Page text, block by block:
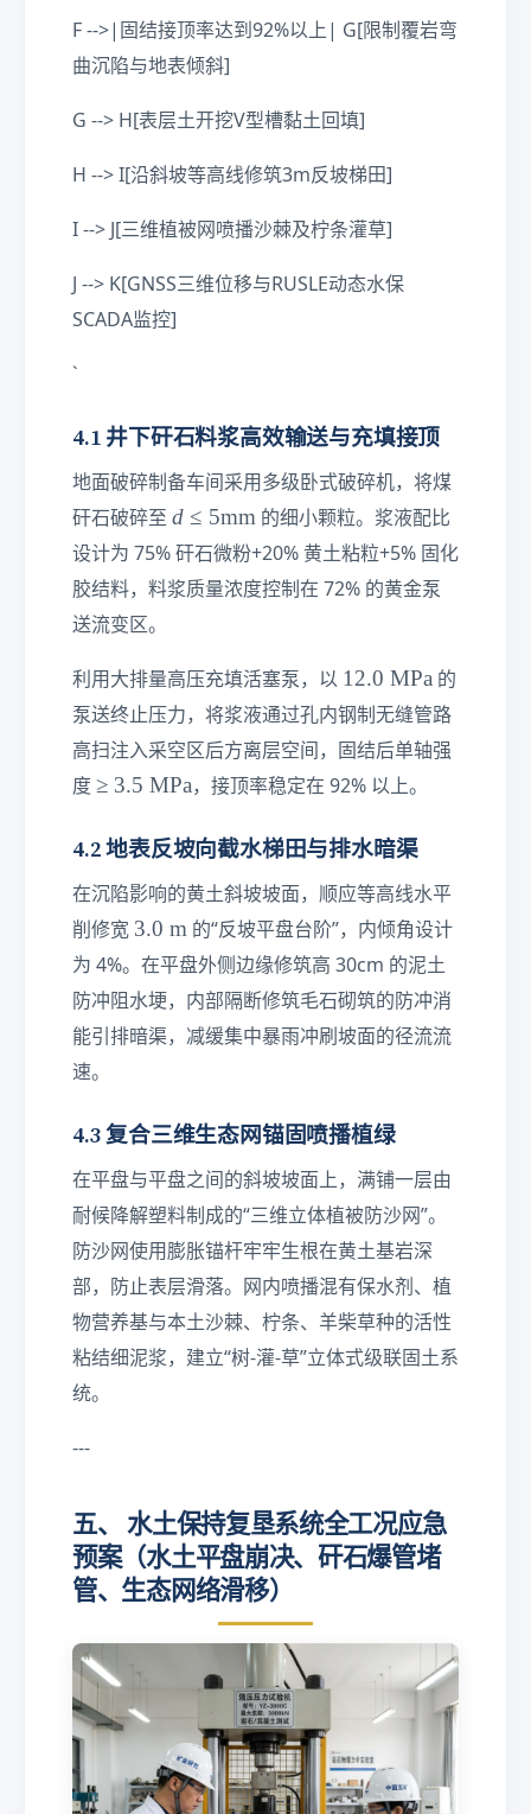
F -->|固结接顶率达到92%以上| G[限制覆岩弯
曲沉陷与地表倾斜]
G --> H[表层土开挖V型槽黏土回填]
H --> I[沿斜坡等高线修筑3m反坡梯田]
I --> J[三维植被网喷播沙棘及柠条灌草]
J --> K[GNSS三维位移与RUSLE动态水保
SCADA监控]
`
4.1 井下矸石料浆高效输送与充填接顶
地面破碎制备车间采用多级卧式破碎机，将煤
矸石破碎至 d
≤
5\
te
m
m
d ≤ 5mm的细小颗粒。浆液配比
设计为 75% 矸石微粉+20% 黄土粘粒+5% 固化
胶结料，料浆质量浓度控制在 72% 的黄金泵
送流变区。
利用大排量高压充填活塞泵，以 1
2.
0\
te
xt
M
P
a}
12.0 MPa 的
泵送终止压力，将浆液通过孔内钢制无缝管路
高扫注入采空区后方离层空间，固结后单轴强
度 ≥
5\
te
xt
{
M
P
a}
≥ 3.5 MPa，接顶率稳定在 92% 以上。
4.2 地表反坡向截水梯田与排水暗渠
在沉陷影响的黄土斜坡坡面，顺应等高线水平
削修宽 3.
0\
te
xt
{
3.0 m 的“反坡平盘台阶”，内倾角设计
为 4%。在平盘外侧边缘修筑高 30cm 的泥土
防冲阻水埂，内部隔断修筑毛石砌筑的防冲消
能引排暗渠，减缓集中暴雨冲刷坡面的径流流
速。
4.3 复合三维生态网锚固喷播植绿
在平盘与平盘之间的斜坡坡面上，满铺一层由
耐候降解塑料制成的“三维立体植被防沙网”。
防沙网使用膨胀锚杆牢牢生根在黄土基岩深
部，防止表层滑落。网内喷播混有保水剂、植
物营养基与本土沙棘、柠条、羊柴草种的活性
粘结细泥浆，建立“树-灌-草”立体式级联固土系
统。
---
五、 水土保持复垦系统全工况应急
预案（水土平盘崩决、矸石爆管堵
管、生态网络滑移）